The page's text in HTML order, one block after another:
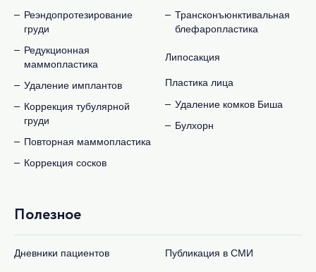
Реэндопротезирование
груди
Редукционная
маммопластика
Удаление имплантов
Коррекция тубулярной
груди
Повторная маммопластика
Коррекция сосков
Трансконъюнктивальная
блефаропластика
Липосакция
Пластика лица
Удаление комков Биша
Булхорн
Полезное
Дневники пациентов Публикация в СМИ